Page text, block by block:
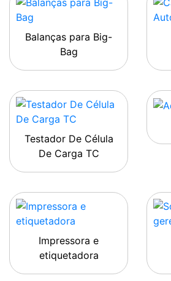
Balanças para Big-
Bag
Testador De Célula
De Carga TC
Impressora e
etiquetadora